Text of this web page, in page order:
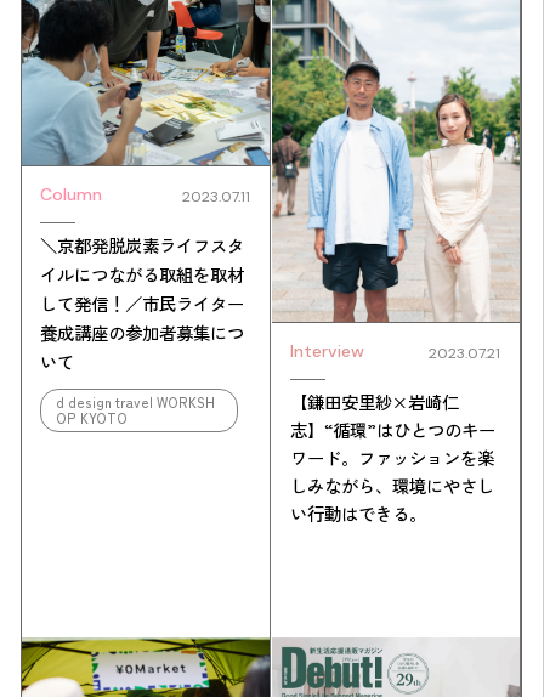
Column 2023.07.11
＼京都発脱炭素ライフスタ
イルにつながる取組を取材
して発信！／市民ライター
養成講座の参加者募集につ
いて
d design travel WORKSH
OP KYOTO
Interview 2023.07.21
【鎌田安里紗×岩崎仁
志】“循環”はひとつのキー
ワード。ファッションを楽
しみながら、環境にやさし
い行動はできる。